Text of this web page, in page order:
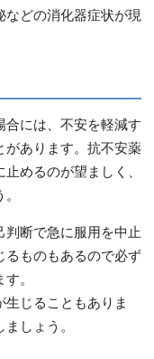
どの消化器症状が現
合には、不安を軽減す
があります。抗不安薬
めるのが望ましく、
断で急に服用を中止
るものもあるので必ず
。
じることもありま
しょう。